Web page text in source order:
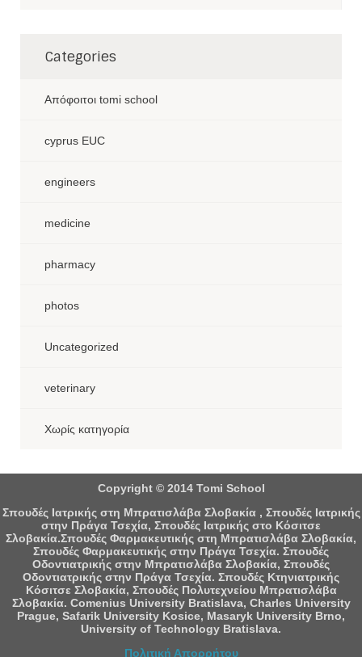
Categories
Aπόφοιτοι tomi school
cyprus EUC
engineers
medicine
pharmacy
photos
Uncategorized
veterinary
Χωρίς κατηγορία
Copyright © 2014 Tomi School
Σπουδές Ιατρικής στη Μπρατισλάβα Σλοβακία , Σπουδές Ιατρικής
στην Πράγα Τσεχία, Σπουδές Ιατρικής στο Κόσιτσε
Σλοβακία.Σπουδές Φαρμακευτικής στη Μπρατισλάβα Σλοβακία,
Σπουδές Φαρμακευτικής στην Πράγα Τσεχία. Σπουδές
Οδοντιατρικής στην Μπρατισλάβα Σλοβακία, Σπουδές
Οδοντιατρικής στην Πράγα Τσεχία. Σπουδές Κτηνιατρικής
Κόσιτσε Σλοβακία, Σπουδές Πολυτεχνείου Μπρατισλάβα
Σλοβακία. Comenius University Bratislava, Charles University
Prague, Safarik University Kosice, Masaryk University Brno,
University of Technology Bratislava.
Πολιτική Απορρήτου